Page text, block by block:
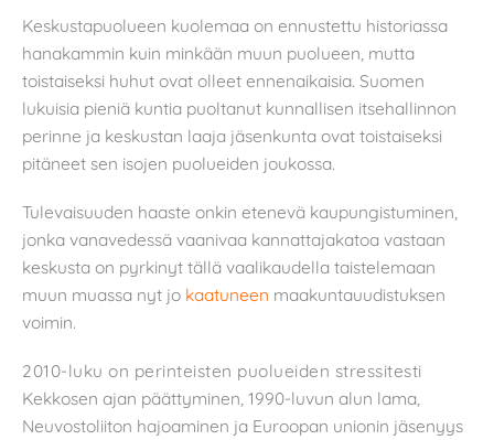
Keskustapuolueen kuolemaa on ennustettu historiassa
hanakammin kuin minkään muun puolueen, mutta
toistaiseksi huhut ovat olleet ennenaikaisia. Suomen
lukuisia pieniä kuntia puoltanut kunnallisen itsehallinnon
perinne ja keskustan laaja jäsenkunta ovat toistaiseksi
pitäneet sen isojen puolueiden joukossa.
Tulevaisuuden haaste onkin etenevä kaupungistuminen,
jonka vanavedessä vaanivaa kannattajakatoa vastaan
keskusta on pyrkinyt tällä vaalikaudella taistelemaan
muun muassa nyt jo kaatuneen maakuntauudistuksen
voimin.
2010-luku on perinteisten puolueiden stressitesti
Kekkosen ajan päättyminen, 1990-luvun alun lama,
Neuvostoliiton hajoaminen ja Euroopan unionin jäsenyys